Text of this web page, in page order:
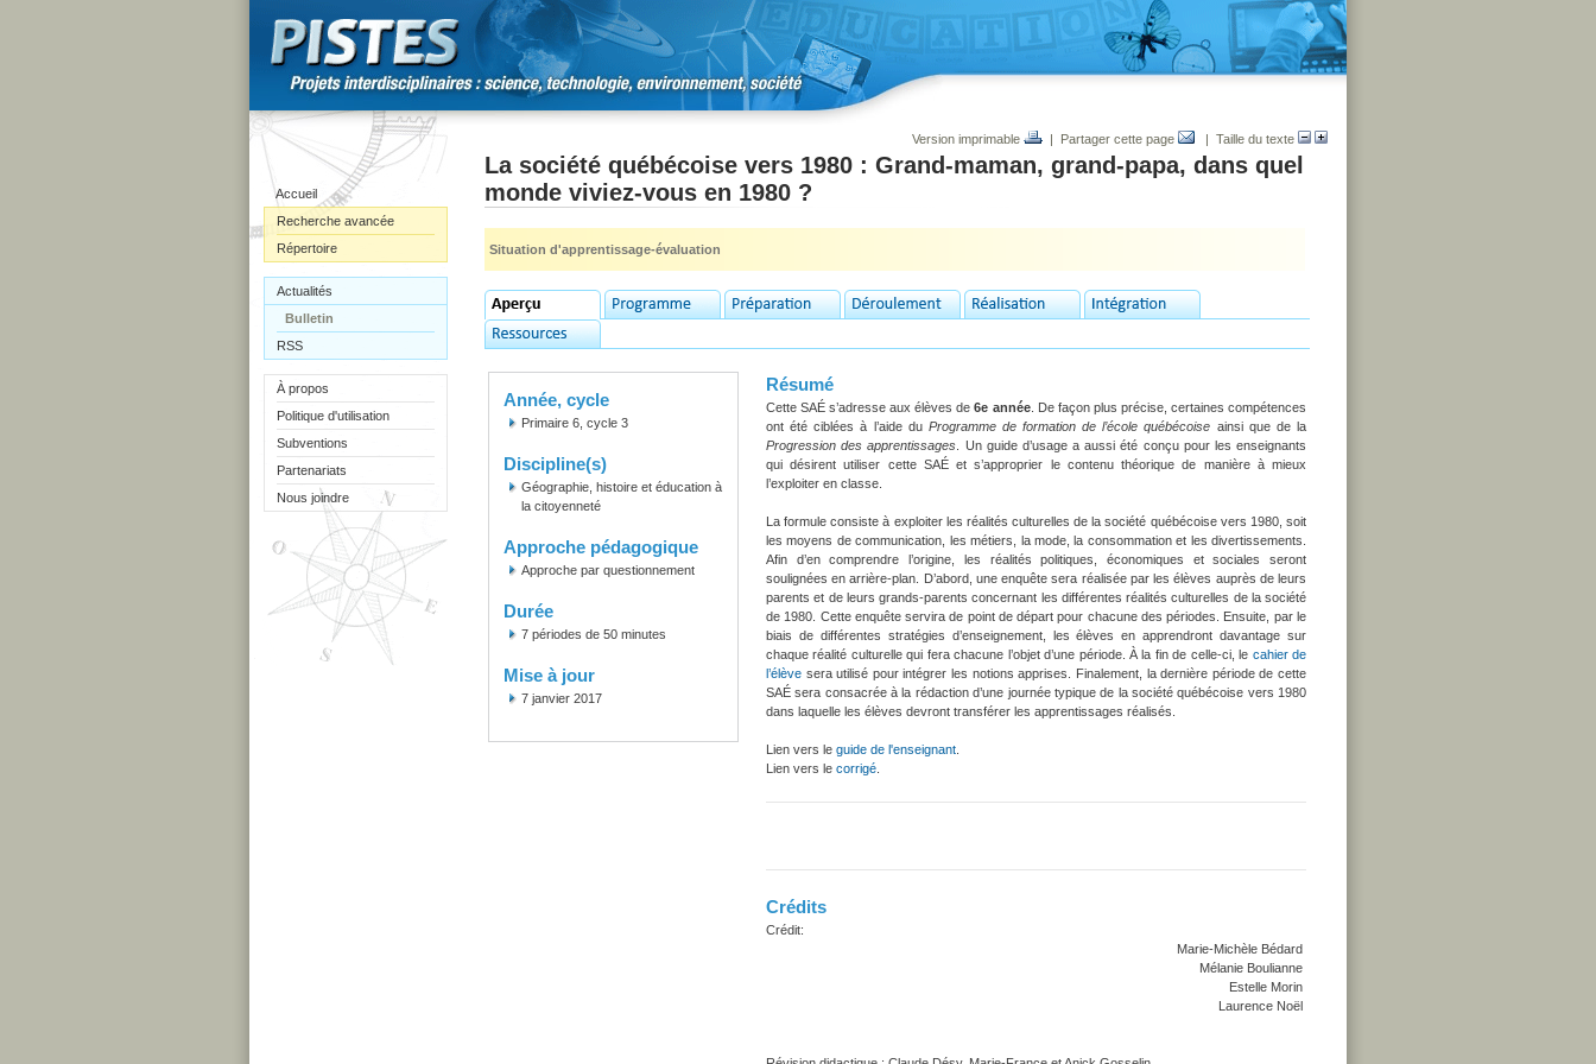
Accueil
Recherche avancée
Répertoire
Actualités
Bulletin
RSS
À propos
Politique d'utilisation
Subventions
Partenariats
Nous joindre
Version imprimable | Partager cette page | Taille du texte
La société québécoise vers 1980 : Grand-maman, grand-papa, dans quel
monde viviez-vous en 1980 ?
Situation d'apprentissage-évaluation
Année, cycle
Primaire 6, cycle 3
Discipline(s)
Géographie, histoire et éducation à
la citoyenneté
Approche pédagogique
Approche par questionnement
Durée
7 périodes de 50 minutes
Mise à jour
7 janvier 2017
Résumé
Cette SAÉ s’adresse aux élèves de6e année. De façon plus précise, certaines compétences
ont été ciblées à l’aide du Programme de formation de l’école québécoise ainsi que de la
Progression des apprentissages . Un guide d’usage a aussi été conçu pour les enseignants
qui désirent utiliser cette SAÉ et s’approprier le contenu théorique de manière à mieux
l’exploiter en classe.
La formule consiste à exploiter les réalités culturelles de la société québécoise vers 1980, soit
les moyens de communication, les métiers, la mode, la consommation et les divertissements.
Afin d’en comprendre l’origine, les réalités politiques, économiques et sociales seront
soulignées en arrière-plan. D’abord, une enquête sera réalisée par les élèves auprès de leurs
parents et de leurs grands-parents concernant les différentes réalités culturelles de la société
de 1980. Cette enquête servira de point de départ pour chacune des périodes. Ensuite, par le
biais de différentes stratégies d’enseignement, les élèves en apprendront davantage sur
chaque réalité culturelle qui fera chacune l’objet d’une période. À la fin de celle-ci, le cahier de
l’élève sera utilisé pour intégrer les notions apprises. Finalement, la dernière période de cette
SAÉ sera consacrée à la rédaction d’une journée typique de la société québécoise vers 1980
dans laquelle les élèves devront transférer les apprentissages réalisés.
Lien vers le guide de l'enseignant
Lien vers le corrigé
Crédits
Crédit:
Marie-Michèle Bédard
Mélanie Boulianne
Estelle Morin
Laurence Noël